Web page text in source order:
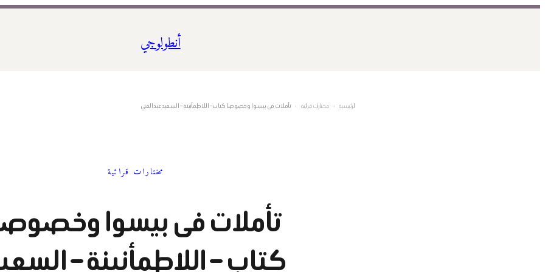
المحتوى
أنطولوجي
الرئيسية › مختارات قرائية › تأملات فى بيسوا وخصوصا كتاب – اللاطمأنينة – السعيد عبدالغني
مختارات قرائية
تأملات فى بيسوا
كتاب – اللاطمأنينة –